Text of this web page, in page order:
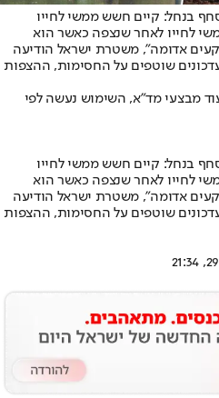
בנחל: קיים חשש ממשי לחייו
לחייו לאחר שנצפה כאשר הוא
אדומה", משטרת ישראל הודיעה
שוטפים על החסימות, ההצפות
מבצעי מד"א, השימוש נעשה לפי
בנחל: קיים חשש ממשי לחייו
לחייו לאחר שנצפה כאשר הוא
אדומה", משטרת ישראל הודיעה
שוטפים על החסימות, ההצפות